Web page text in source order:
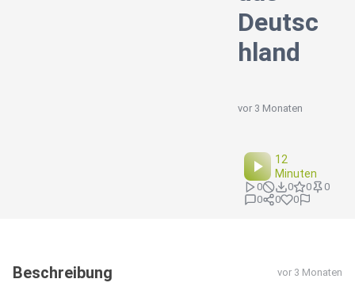
Deutsc
hland
vor 3 Monaten
12
Minuten
0 0 0
0
0
0 0
Beschreibung vor 3 Monaten